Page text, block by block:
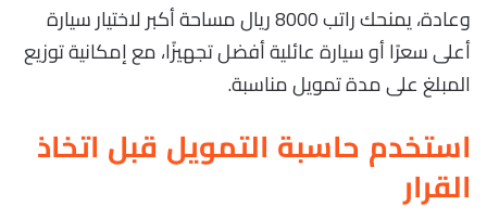
وعادة، يمنحك راتب 8000 ريال مساحة أكبر لاختيار سيارة
أعلى سعرًا أو سيارة عائلية أفضل تجهيزًا، مع إمكانية توزيع
المبلغ على مدة تمويل مناسبة.
استخدم حاسبة التمويل قبل اتخاذ
القرار